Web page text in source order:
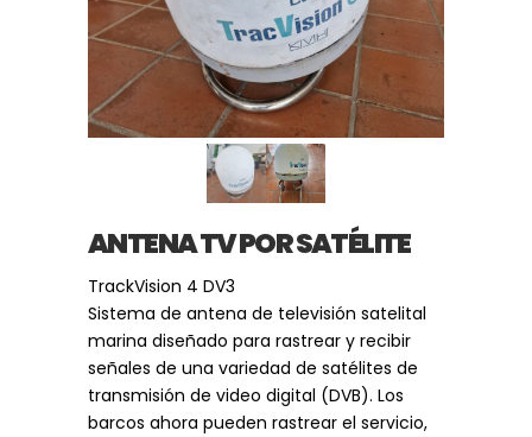
ANTENA TV POR SATÉLITE
TrackVision 4 DV3
Sistema de antena de televisión satelital
marina diseñado para rastrear y recibir
señales de una variedad de satélites de
transmisión de video digital (DVB). Los
barcos ahora pueden rastrear el servicio,